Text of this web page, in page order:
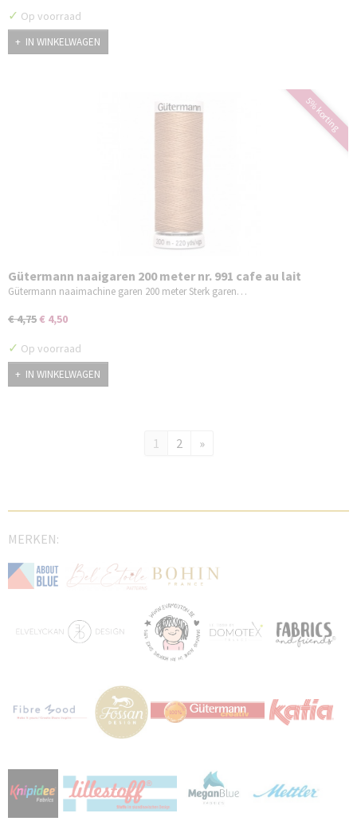
✓ Op voorraad
IN WINKELWAGEN
5% korting
Gütermann naaigaren 200 meter nr. 991 cafe au lait
Gütermann naaimachine garen 200 meter Sterk garen…
€ 4,75€ 4,50
✓ Op voorraad
IN WINKELWAGEN
1 2 »
MERKEN: